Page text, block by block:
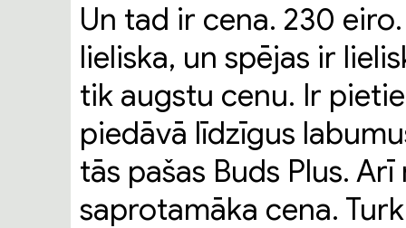
Un tad ir cena. 230
lieliska, un spējas ir
tik augstu cenu. Ir
piedāvā līdzīgus
tās pašas Buds Plus.
saprotamāka cena.